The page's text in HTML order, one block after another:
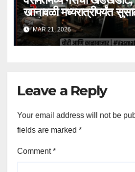
खानावळी मध्यरात्रीपर्यंत
भूमिकेवर प्रश्नचिन्ह!
MAR 21, 2026
Leave a Reply
Your email address will not be
fields are marked *
Comment*